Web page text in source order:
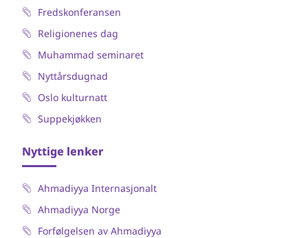
Fredskonferansen
Religionenes dag
Muhammad seminaret
Nyttårsdugnad
Oslo kulturnatt
Suppekjøkken
Nyttige lenker
Ahmadiyya Internasjonalt
Ahmadiyya Norge
Forfølgelsen av Ahmadiyya